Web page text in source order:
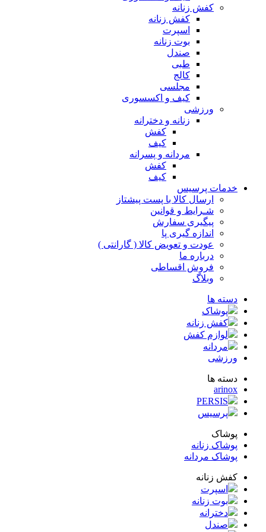
کفش زنانه
کفش زنانه
اسپرت
بوت زنانه
مجلسی
کیف و اکسسوری
ورزشی
زنانه و دخترانه
مردانه و پسرانه
پرسیس
ارسال کالا با پست پیشتاز
شـرایط و قوانین
پیگیری سفارش
اندازه گیری پا
عودت و تعویض کالا ( گارانتی )
درباره ما
فروش اقساطی
ها
پوشاک
کفش زنانه
لوازم کفش
مردانه
ها
PERSIS
پرسیس
زنانه
مردانه
زنانه
اسپرت
بوت زنانه
دخترانه
صندل